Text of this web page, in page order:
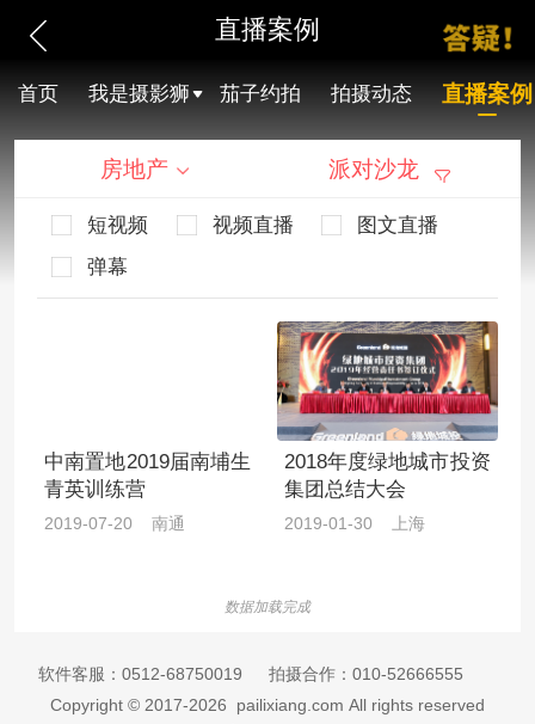
直播案例
首页 我是摄影狮 茄子约拍 拍摄动态 直播案例
房地产 派对沙龙
短视频 视频直播
图文直播
弹幕
中南置地2019届南埔生
青英训练营
2019-07-20 南通
2018年度绿地城市投资
集团总结大会
2019-01-30 上海
数据加载完成
软件客服： 0512-68750019 拍摄合作： 010-52666555
Copyright © 2017-2026 pailixiang.com All rights reserved